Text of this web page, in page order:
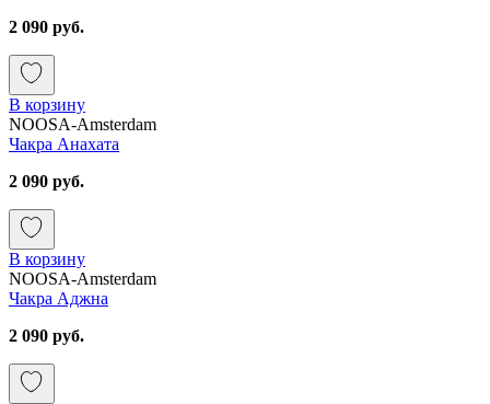
2 090 руб.
В корзину
NOOSA-Amsterdam
Чакра Анахата
2 090 руб.
В корзину
NOOSA-Amsterdam
Чакра Аджна
2 090 руб.